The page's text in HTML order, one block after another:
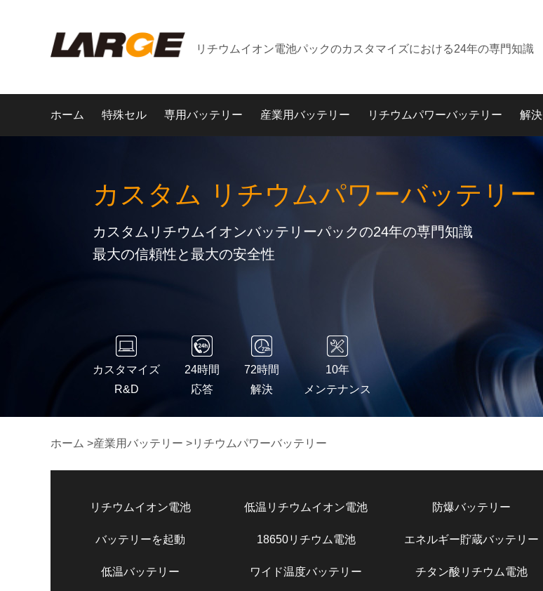
リチウムイオン電池パックのカスタマイズにおける24年の専門知識
ホーム 特殊セル 専用バッテリー 産業用バッテリー リチウムパワーバッテリー 解決
カスタム リチウムパワーバッテリー
カスタムリチウムイオンバッテリーパックの24年の専門知識
最大の信頼性と最大の安全性
カスタマイズ
R&D
24時間
応答
72時間
解決
10年
メンテナンス
ホーム >産業用バッテリー >リチウムパワーバッテリー
リチウムイオン電池 低温リチウムイオン電池 防爆バッテリー
バッテリーを起動 18650リチウム電池 エネルギー貯蔵バッテリー
低温バッテリー ワイド温度バッテリー チタン酸リチウム電池